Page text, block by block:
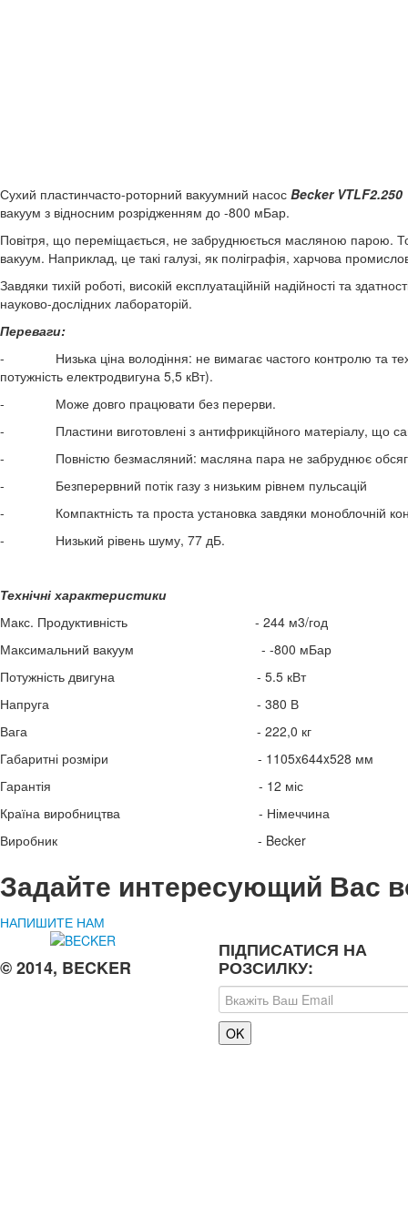
Сухий пластинчасто-роторний вакуумний насос BeckerVTLF2.250
вакуум з відносним розрідженням до -800 мБар.
Повітря, що переміщається, не забруднюється масляною парою.
вакуум. Наприклад, це такі галузі, як поліграфія, харчова
Завдяки тихій роботі, високій експлуатаційній надійності та
науково-дослідних лабораторій.
Переваги:
- Низька ціна володіння: не вимагає частого контролю та
потужність електродвигуна 5,5 кВт).
- Може довго працювати без перерви.
- Пластини виготовлені з антифрикційного матеріалу, що
- Повністю безмасляний: масляна пара не забруднює обсяг,
- Безперервний потік газу з низьким рівнем пульсацій
- Компактність та проста установка завдяки моноблочній
- Низький рівень шуму, 77 дБ.
Технічні характеристики
Макс. Продуктивність - 244 м3/год
Максимальний вакуум - -800 мБар
Потужність двигуна - 5.5 кВт
Напруга - 380 В
Вага - 222,0 кг
Габаритні розміри - 1105x644x528 мм
Гарантія - 12 міс
Країна виробництва - Німеччина
Виробник - Becker
Задайте интересующий Вас
НАПИШИТЕ НАМ
© 2014, BECKER
ПІДПИСАТИСЯ НА
РОЗСИЛКУ: